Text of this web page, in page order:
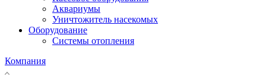
Аквариумы
Уничтожитель насекомых
Оборудование
Системы отопления
Компания